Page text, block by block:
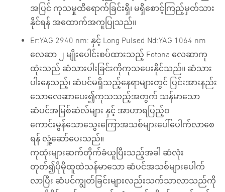
အပြင် ကုသမှုထိရောက်ခြင်းရှိ၊ မရှိစောင့်ကြည့်မှတ်သား
နိုင်ရန် အထောက်အကူပြုသည်။
Er:YAG 2940 nm: နှင့် Long Pulsed Nd:YAG 1064 nm
လေဆာ ၂ မျိုးပေါင်းစပ်ထားသည့် Fotona လေဆာကု
ထုံးသည် ဆံသားပါးခြင်းကိုကုသပေးနိုင်သည်။ ဆံသား
ပါးနေသည့်၊ ဆံပင်မရှိသည့်နေရာများတွင် ပြင်းအားနည်း
သောလေဆာပေး၍ကုသသည့်အတွက် သန်မာသော
ဆံပင်အမြစ်ဆဲလ်များ နှင့် အာဟာရပြည့်ဝ
ကောင်းမွန်သောသွေးကြောအသစ်များပေါ်ပေါက်လာစေ
ရန် လှုံ့ဆော်ပေးသည်။
ကုထုံးများဆက်တိုက်ခံယူပြီးသည့်အခါ ဆံလုံး
တုတ်၍ပိုမိုထူထဲသန်မာသော ဆံပင်အသစ်များပေါက်
လာပြီး ဆံပင်ကျွတ်ခြင်းများလည်းသက်သာလာသည်ကို